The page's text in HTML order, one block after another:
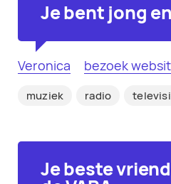
Je bent jong
Veronica bezoek
muziek radio
Je beste